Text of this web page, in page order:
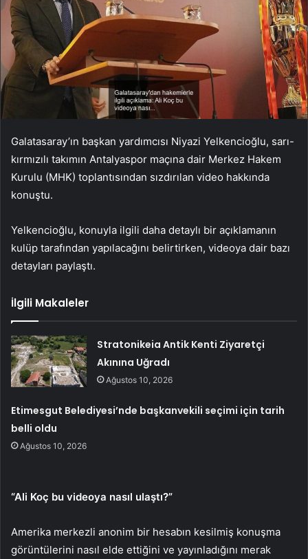
Galatasaray’ın başkan yardımcısı Niyazi Yelkencioğlu, sarı-
kırmızılı takımın Antalyaspor maçına dair Merkez Hakem
Kurulu (MHK) toplantısından sızdırılan video hakkında
konuştu.
Yelkencioğlu, konuyla ilgili daha detaylı bir açıklamanın
kulüp tarafından yapılacağını belirtirken, videoya dair bazı
detayları paylaştı.
İlgili Makaleler
Stratonikeia Antik Kenti Ziyaretçi
Akınına Uğradı
Ağustos 10, 2026
Etimesgut Belediyesi’nde başkanvekili seçimi için tarih
belli oldu
Ağustos 10, 2026
“Ali Koç bu videoya nasıl ulaştı?”
Amerika merkezli anonim bir hesabın kesilmiş konuşma
görüntülerini nasıl elde ettiğini ve yayınladığını merak